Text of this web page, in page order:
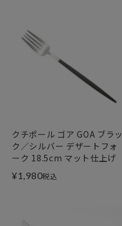
クチポール ゴア GOA ブラッ
ク／シルバー デザートフォ
ーク 18.5cm マット仕上げ
¥1,980税込